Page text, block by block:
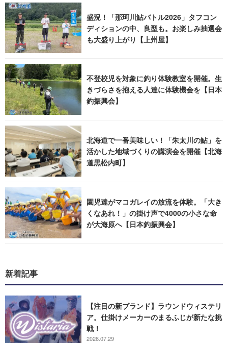
盛況！「那珂川鮎バトル2026」タフコン
ディションの中、良型も。お楽しみ抽選会
も大盛り上がり【上州屋】
不登校児を対象に釣り体験教室を開催。生
きづらさを抱える人達に体験機会を【日本
釣振興会】
北海道で一番美味しい！「朱太川の鮎」を
活かした地域づくりの講演会を開催【北海
道黒松内町】
園児達がマコガレイの放流を体験。「大き
くなあれ！」の掛け声で4000の小さな命
が大海原へ【日本釣振興会】
新着記事
【注目の新ブランド】ラウンドウィステリ
ア。仕掛けメーカーのまるふじが新たな挑
戦！
2026.07.29